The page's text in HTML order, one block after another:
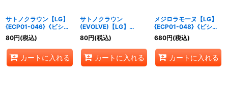
サトノクラウン【LG】
{ECP01-046}《ビショ
ップ》
80円(税込)
カートに入れる
サトノクラウン
(EVOLVE)【LG】
{ECP01-047}《ビショ
ップ》
80円(税込)
カートに入れる
メジロラモーヌ【LG】
{ECP01-048}《ビショ
ップ》
680円(税込)
カートに入れる